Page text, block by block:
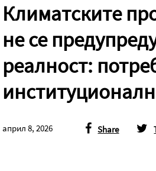
Климатските
не се
реалност:
април 8, 2026 Share